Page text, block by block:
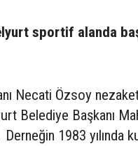
sportif alanda
Necati Özsoy
Belediye Başkanı
1983 yılında